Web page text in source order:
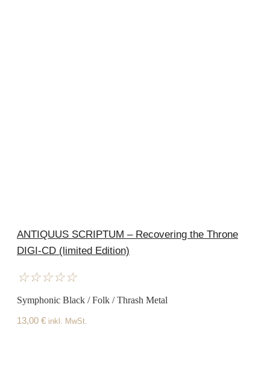
ANTIQUUS SCRIPTUM – Recovering the Throne
DIGI-CD (limited Edition)
☆☆☆☆☆
Symphonic Black / Folk / Thrash Metal
13,00 € inkl. MwSt.